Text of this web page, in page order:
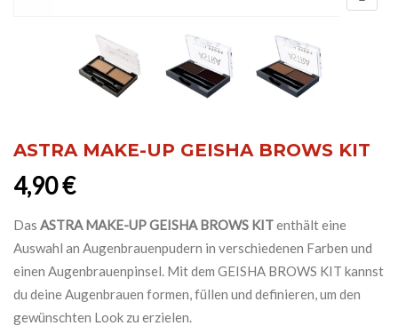
ASTRA MAKE-UP GEISHA BROWS KIT
4,90€
Das ASTRA MAKE-UP GEISHA BROWS KITenthält eine
Auswahl an Augenbrauenpudern in verschiedenen Farben und
einen Augenbrauenpinsel. Mit dem GEISHA BROWS KIT kannst
du deine Augenbrauen formen, füllen und definieren, um den
gewünschten Look zu erzielen.